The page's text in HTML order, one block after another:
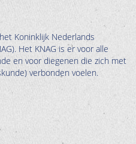
Koninklijk Nederlands
Het KNAG is er voor alle
en voor diegenen die zich met
verbonden voelen.